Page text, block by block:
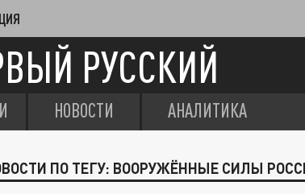
РУССКИЙ
НОВОСТИ АНАЛИТИКА
ПО ТЕГУ: ВООРУЖЁННЫЕ СИЛЫ